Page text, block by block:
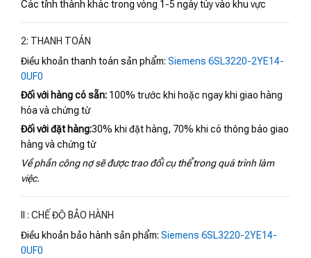
Các tỉnh thành khác trong vòng 1-5 ngày tùy vào khu vực
2: THANH TOÁN
Điều khoản thanh toán sản phẩm: Siemens 6SL3220-2YE14-
0UF0
Đối với hàng có sẵn: 100% trước khi hoặc ngay khi giao hàng
hóa và chứng từ
Đối với đặt hàng:30% khi đặt hàng, 70% khi có thông báo giao
hàng và chứng từ
Về phần công nợ sẽ được trao đổi cụ thể trong quá trình làm
việc.
II : CHẾ ĐỘ BẢO HÀNH
Điều khoản bảo hành sản phẩm: Siemens 6SL3220-2YE14-
0UF0